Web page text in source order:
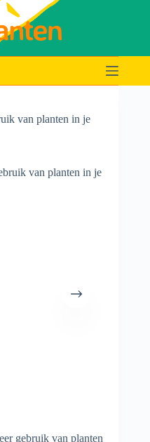
van planten in je